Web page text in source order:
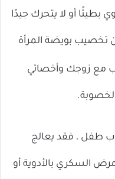
بطيئًا أو لا يتحرك جيدًا
تخصيب بويضة المرأة
مع زوجك وأخصائي
طفل ، فقد يعالج
السكري بالأدوية أو